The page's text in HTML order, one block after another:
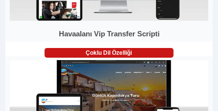
Havaalanı Vip Transfer Scripti
Çoklu Dil Özelliği